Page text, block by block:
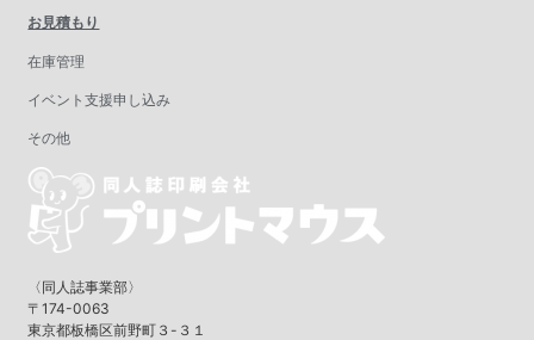
お見積もり
在庫管理
イベント支援申し込み
その他
〈同人誌事業部〉
〒174-0063
東京都板橋区前野町３-３１